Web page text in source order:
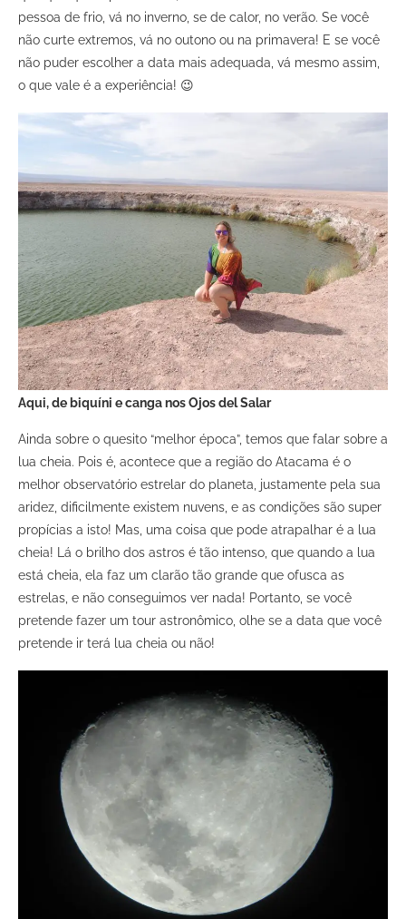
pessoa de frio, vá no inverno, se de calor, no verão. Se você
não curte extremos, vá no outono ou na primavera! E se você
não puder escolher a data mais adequada, vá mesmo assim,
o que vale é a experiência! 😉
Aqui, de biquíni e canga nos Ojos del Salar
Ainda sobre o quesito “melhor época”, temos que falar sobre a
lua cheia. Pois é, acontece que a região do Atacama é o
melhor observatório estrelar do planeta, justamente pela sua
aridez, dificilmente existem nuvens, e as condições são super
propícias a isto! Mas, uma coisa que pode atrapalhar é a lua
cheia! Lá o brilho dos astros é tão intenso, que quando a lua
está cheia, ela faz um clarão tão grande que ofusca as
estrelas, e não conseguimos ver nada! Portanto, se você
pretende fazer um tour astronômico, olhe se a data que você
pretende ir terá lua cheia ou não!